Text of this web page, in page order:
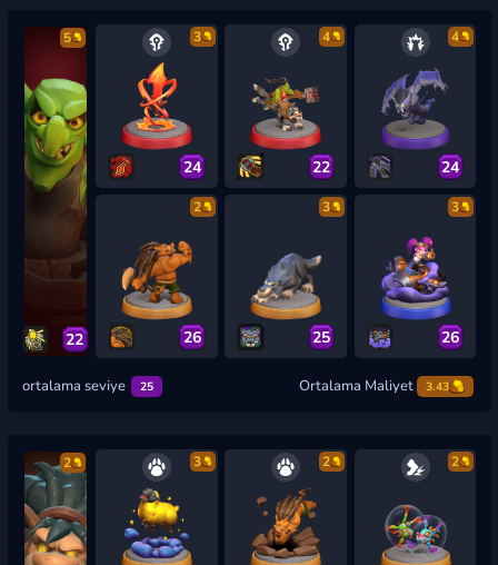
5
22
3
24
4
22
4
24
2
26
3
25
3
26
ortalama seviye 25 Ortalama Maliyet 3.43
2 3 2 2